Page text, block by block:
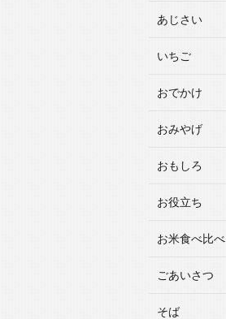
あじさい
いちご
おでかけ
おみやげ
おもしろ
お役立ち
お米食べ比べ
ごあいさつ
そば